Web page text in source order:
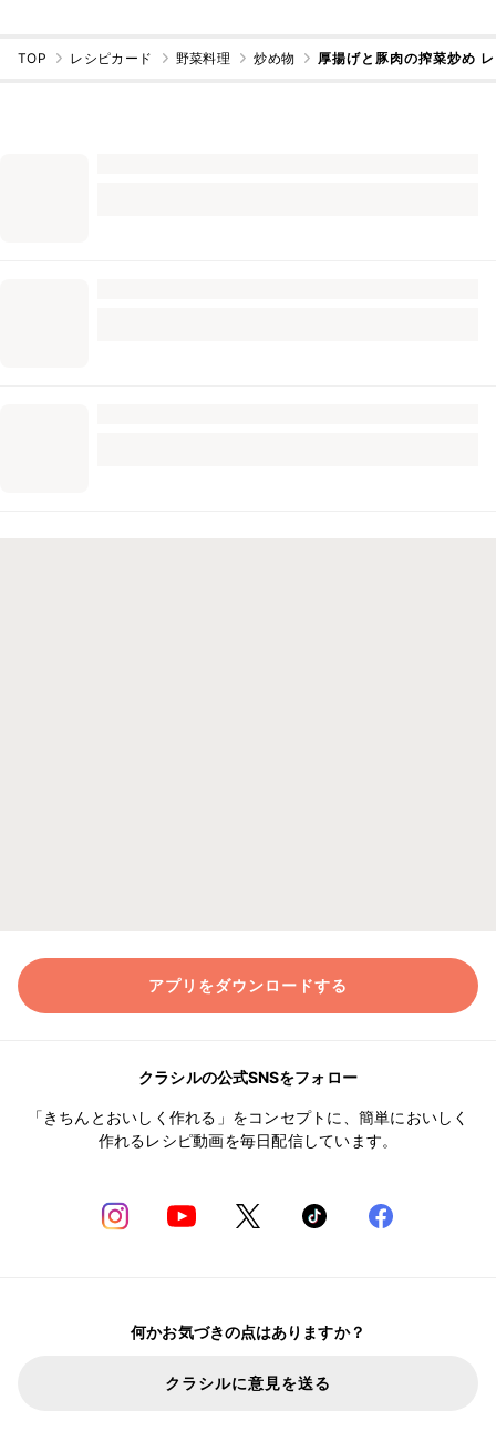
TOP レシピカード 野菜料理 炒め物 厚揚げと豚肉の搾菜炒め
アプリをダウンロードする
クラシルの公式SNSをフォロー
「きちんとおいしく作れる」をコンセプトに、簡単においしく
作れるレシピ動画を毎日配信しています。
何かお気づきの点はありますか？
クラシルに意見を送る